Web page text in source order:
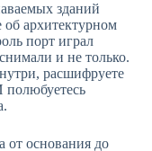
зданий
архитектурном
порт играл
и не только.
расшифруете
полюбуетесь
от основания до